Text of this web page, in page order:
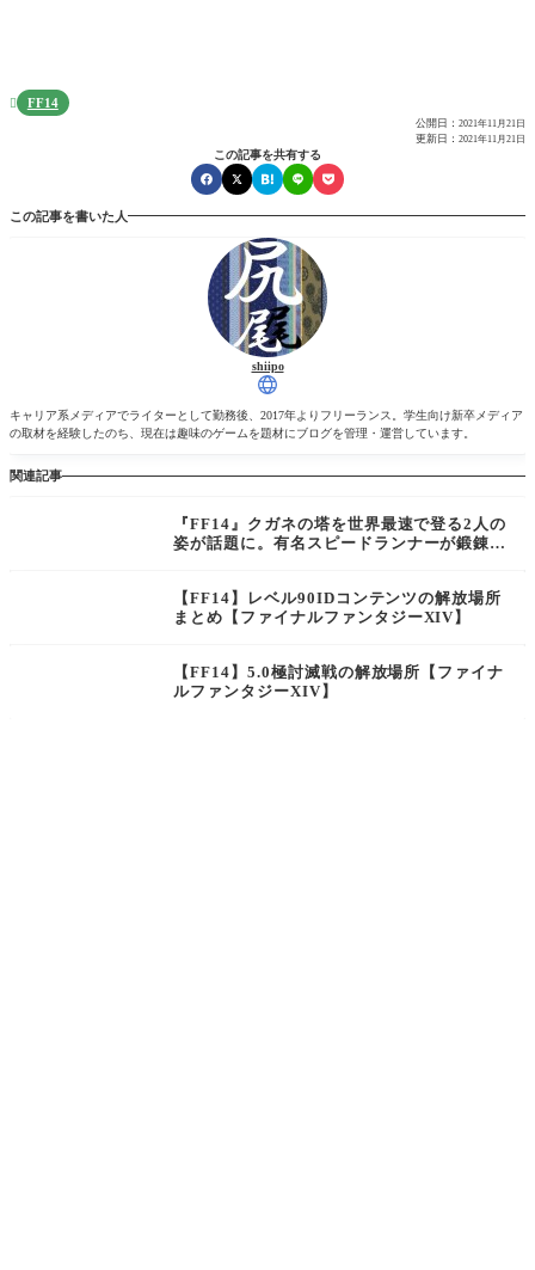
 FF14
公開日： 2021年11月21日
更新日： 2021年11月21日
この記事を共有する
この記事を書いた人
shiipo
キャリア系メディアでライターとして勤務後、2017年よりフリーランス。学生向け新卒メディア
の取材を経験したのち、現在は趣味のゲームを題材にブログを管理・運営しています。
関連記事
『FF14』クガネの塔を世界最速で登る2人の
姿が話題に。有名スピードランナーが鍛錬の
【FF14】レベル90IDコンテンツの解放場所
まとめ【ファイナルファンタジーXIV】
【FF14】5.0極討滅戦の解放場所【ファイナ
ルファンタジーXIV】